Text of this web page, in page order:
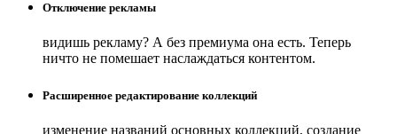
Отключение рекламы
видишь рекламу? А без премиума она есть. Теперь
ничто не помешает наслаждаться контентом.
Расширенное редактирование коллекций
изменение названий основных коллекций, создание